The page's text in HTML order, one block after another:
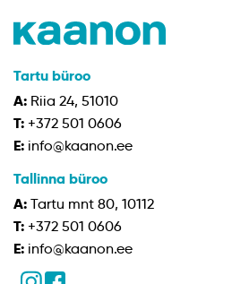
Tartu büroo
A: Riia 24, 51010
T: +372 501 0606
E: info@kaanon.ee
Tallinna büroo
A: Tartu mnt 80, 10112
T: +372 501 0606
E: info@kaanon.ee